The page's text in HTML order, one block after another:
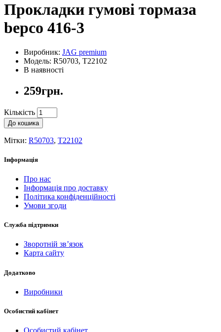
Прокладки гумові тормаза
bepco 416-3
Виробник: JAG premium
Модель: R50703, T22102
В наявності
259грн.
Кількість
До кошика
Мітки: R50703, T22102
Інформація
Про нас
Інформація про доставку
Політика конфіденційності
Умови згоди
Служба підтримки
Зворотній зв’язок
Карта сайту
Додатково
Виробники
Особистий кабінет
Особистий кабінет